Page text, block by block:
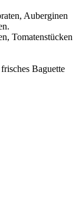
Auberginen
Tomatenstücken
Baguette